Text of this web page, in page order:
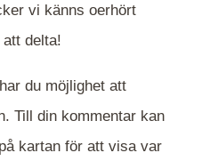
vi känns oerhört
delta!
du möjlighet att
Till din kommentar kan
kartan för att visa var